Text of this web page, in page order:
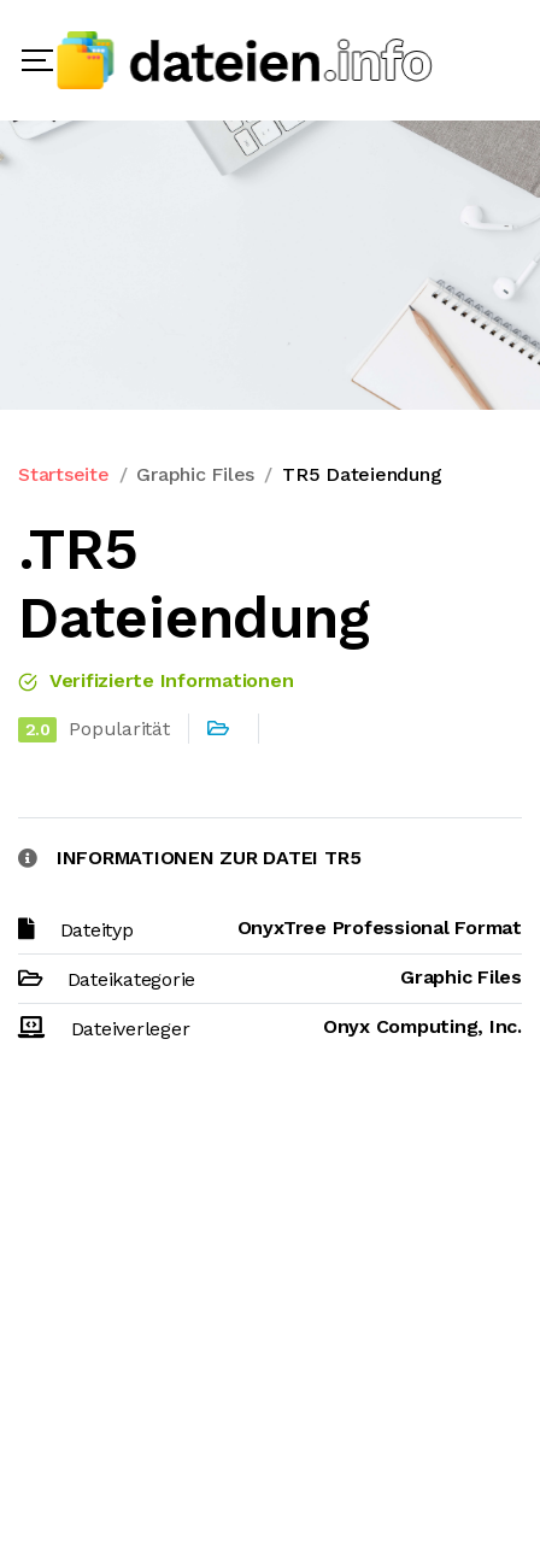
Startseite Graphic Files TR5 Dateiendung
.TR5
Dateiendung
Verifizierte Informationen
2.0 Popularität
INFORMATIONEN ZUR DATEI TR5
Dateityp OnyxTree Professional Format
Dateikategorie Graphic Files
Dateiverleger Onyx Computing, Inc.